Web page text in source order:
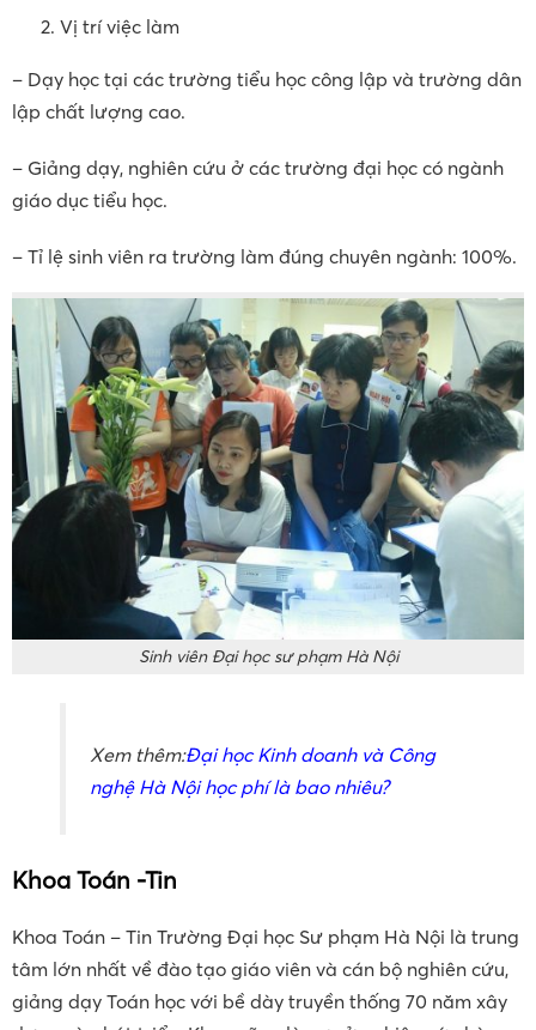
lực để thực hiện hiệu quả các chương trình giáo dục tiểu
học; thích ứng được với những biến đổi và yêu cầu đổi
mới giáo dục tiểu học ở Việt Nam, trong khu vực và trên
Vị trí việc làm
lập chất lượng cao.
– Giảng dạy, nghiên cứu ở các trường đại học có ngành
giáo dục tiểu học.
– Tỉ lệ sinh viên ra trường làm đúng chuyên ngành: 100%.
nghệ Hà Nội học phí là bao nhiêu?